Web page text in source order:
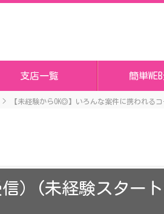
支店一覧 簡単
【未経験からOK◎】いろんな案件に携われる
）(未経験スタート